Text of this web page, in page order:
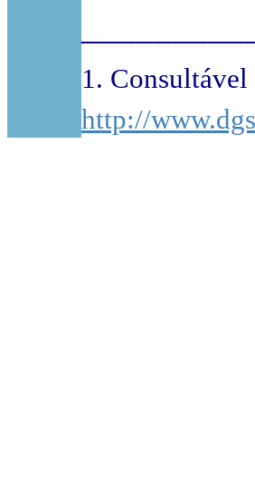
1. Consultável
http://